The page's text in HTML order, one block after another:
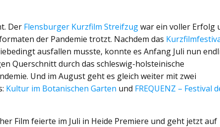
Der Flensburger Kurzfilm Streifzugwar ein voller Erfolg
der Pandemie trotzt. Nachdem das
ausfallen musste, konnte es Anfang Juli nun
Querschnitt durch das schleswig-holsteinische
Und im August geht es gleich weiter mit zwei
Kultur im Botanischen Garten und FREQUENZ – Festival
Film feierte im Juli in Heide Premiere und geht jetzt auf